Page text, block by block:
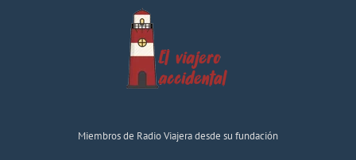
Miembros de Radio Viajera desde su fundación